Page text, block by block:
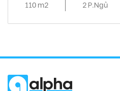
110 m2
2 P.Ngủ